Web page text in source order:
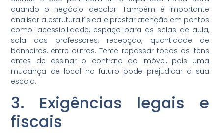
quando o negócio decolar. Também é importante
analisar a estrutura física e prestar atenção em pontos
como: acessibilidade, espaço para as salas de aula,
sala dos professores, recepção, quantidade de
banheiros, entre outros. Tente repassar todos os itens
antes de assinar o contrato do imóvel, pois uma
mudança de local no futuro pode prejudicar a sua
escola.
3. Exigências legais e
fiscais